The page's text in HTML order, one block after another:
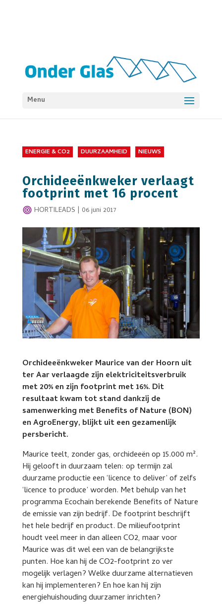
Menu
ENERGIE & CO2 DUURZAAMHEID NIEUWS
Orchideeënkweker verlaagt
footprint met 16 procent
HORTILEADS | 06 juni 2017
Orchideeënkweker Maurice van der Hoorn uit
ter Aar verlaagde zijn elektriciteitsverbruik
met 20% en zijn footprint met 16%. Dit
resultaat kwam tot stand dankzij de
samenwerking met Benefits of Nature (BON)
en AgroEnergy, blijkt uit een gezamenlijk
persbericht.
Maurice teelt, zonder gas, orchideeën op 15.000 m².
Hij gelooft in duurzaam telen: op termijn zal
duurzame productie een ‘licence to deliver’ of zelfs
‘licence to produce’ worden. Met behulp van het
programma Ecochain berekende Benefits of Nature
de emissie van zijn bedrijf. De footprint beschrijft
het hele bedrijf en product. De milieufootprint
houdt veel meer in dan alleen CO2, maar voor
Maurice was dit wel een van de belangrijkste
punten. Hoe kan hij de CO2-footprint zo ver
mogelijk verlagen? Welke duurzame alternatieven
kan hij implementeren? En hoe kan hij zijn
energiehuishouding duurzamer inrichten?